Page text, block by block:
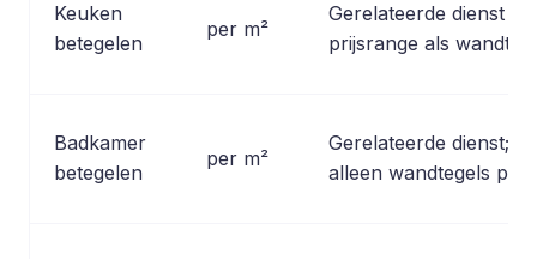
Keuken
betegelen
per m²
Gerelateerde dienst
prijsrange als
Badkamer
betegelen
per m²
Gerelateerde dienst;
alleen wandtegels